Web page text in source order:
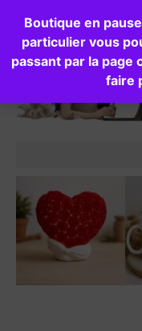
Boutique en
particulier vous
passant par la page
faire